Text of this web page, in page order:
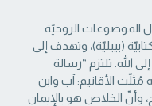
الموضوعات الروحيّة
(بيبليّة)، وتهدف إلى
الله. تلتزم “رسالة
مُثلّث الأقانيم: آب وابن
وأنّ الخلاص هو بالإيمان